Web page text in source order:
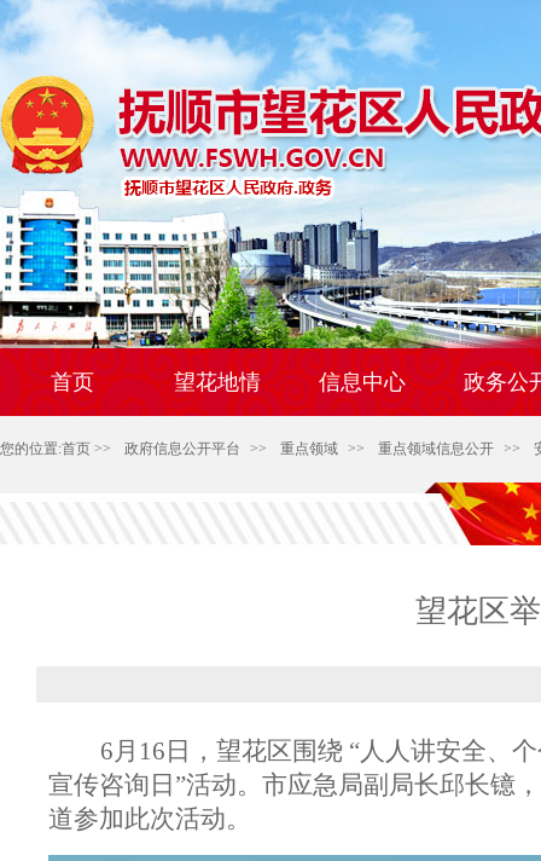
首页 望花地情 信息中心 政务公
您的位置:首页 >> 政府信息公开平台 >> 重点领域 >> 重点领域信息公开 >>
望花区
6月16日，望花区围绕 “人人讲安全、
宣传咨询日”活动。市应急局副局长邱长镱
道参加此次活动。